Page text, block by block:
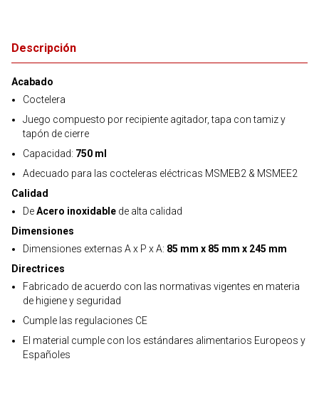
Descripción
Acabado
Coctelera
Juego compuesto por recipiente agitador, tapa con tamiz y
tapón de cierre
Capacidad: 750 ml
Adecuado para las cocteleras eléctricas MSMEB2 & MSMEE2
Calidad
DeAcero inoxidable de alta calidad
Dimensiones
Dimensiones externas A x P x A: 85 mm x 85 mm x 245 mm
Directrices
Fabricado de acuerdo con las normativas vigentes en materia
de higiene y seguridad
Cumple las regulaciones CE
El material cumple con los estándares alimentarios Europeos y
Españoles